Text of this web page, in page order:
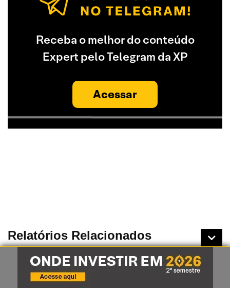
Receba o melhor do conteúdo
Expert pelo Telegram da XP
Acessar
Relatórios Relacionados